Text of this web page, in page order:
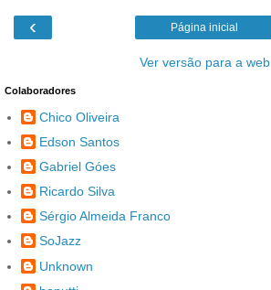
‹ Página inicial
Ver versão para a web
Colaboradores
Chico Oliveira
Edson Santos
Gabriel Góes
Ricardo Silva
Sérgio Almeida Franco
SoJazz
Unknown